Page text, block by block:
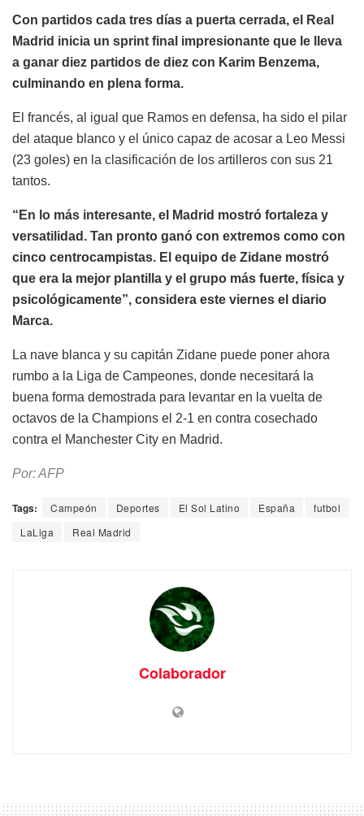
Con partidos cada tres días a puerta cerrada, el Real
Madrid inicia un sprint final impresionante que le lleva
a ganar diez partidos de diez con Karim Benzema,
culminando en plena forma.
El francés, al igual que Ramos en defensa, ha sido el pilar
del ataque blanco y el único capaz de acosar a Leo Messi
(23 goles) en la clasificación de los artilleros con sus 21
tantos.
“En lo más interesante, el Madrid mostró fortaleza y
versatilidad. Tan pronto ganó con extremos como con
cinco centrocampistas. El equipo de Zidane mostró
que era la mejor plantilla y el grupo más fuerte, física y
psicológicamente”, considera este viernes el diario
Marca.
La nave blanca y su capitán Zidane puede poner ahora
rumbo a la Liga de Campeones, donde necesitará la
buena forma demostrada para levantar en la vuelta de
octavos de la Champions el 2-1 en contra cosechado
contra el Manchester City en Madrid.
Por: AFP
Tags: Campeón Deportes El Sol Latino España
futbol
LaLiga
Real Madrid
Colaborador